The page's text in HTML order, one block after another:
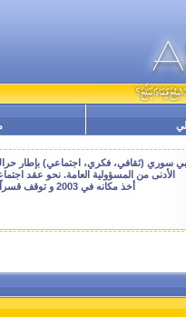
سوري (ثقافي، فكري، اجتماعي) بإطار
الأدنى من المسؤولية العامة. نحو عقد
أخذ مكانه في 2003 و توقف قسراً نهاية 2009 - النسخة الحالية هنا هي ارشيفية للتصفح فقط